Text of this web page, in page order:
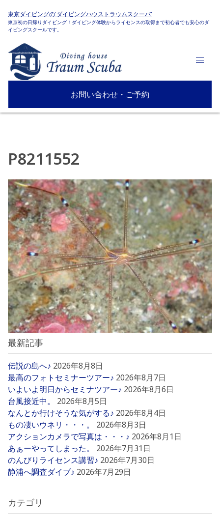
東京ダイビングの'ダイビングハウストラウムスクーバ'
東京初の日帰りダイビング！ダイビング体験からライセンスの取得まで初心者でも安心のダ
イビングスクールです。
お問い合わせ・ご予約
P8211552
最新記事
伝説の島へ♪ 2026年8月8日
最高のフォトセミナーツアー♪ 2026年8月7日
いよいよ明日からセミナツアー♪ 2026年8月6日
台風接近中。
2026年8月5日
なんとか行けそうな気がする♪ 2026年8月4日
もの凄いウネリ・・・。
2026年8月3日
アクションカメラで写真は・・・♪ 2026年8月1日
あぁーやってしまった。
2026年7月31日
のんびりライセンス講習♪ 2026年7月30日
静浦へ調査ダイブ♪ 2026年7月29日
カテゴリ